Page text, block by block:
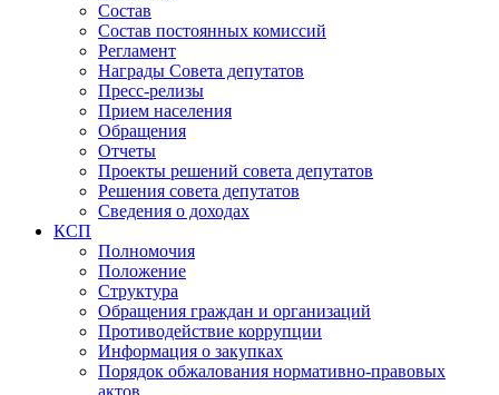
Состав
Состав постоянных комиссий
Регламент
Награды Совета депутатов
Пресс-релизы
Прием населения
Обращения
Отчеты
Проекты решений совета депутатов
Решения совета депутатов
Сведения о доходах
КСП
Полномочия
Положение
Структура
Обращения граждан и организаций
Противодействие коррупции
Информация о закупках
Порядок обжалования нормативно-правовых
актов